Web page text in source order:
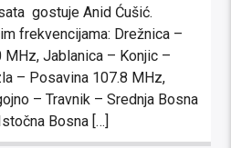
gostuje Anid Ćušić.
frekvencijama: Drežnica –
Jablanica – Konjic –
– Posavina 107.8 MHz,
– Travnik – Srednja Bosna
Bosna […]